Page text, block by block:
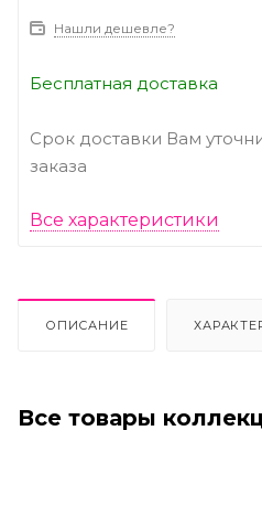
Нашли дешевле?
Бесплатная доставка
Срок доставки Вам
заказа
Все характеристики
ОПИСАНИЕ
Все товары